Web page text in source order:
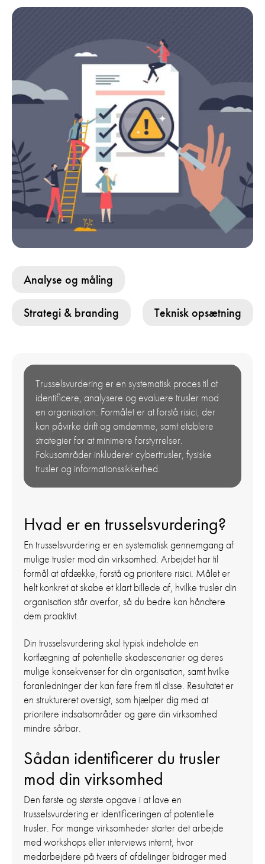
Analyse og måling
Strategi & branding Teknisk opsætning
Trusselsvurdering er en systematisk proces til at
identificere, analysere og evaluere trusler mod
en organisation. Formålet er at forstå risici, der
kan påvirke drift og omdømme, samt etablere
strategier for at minimere forstyrrelser.
Fokusområder inkluderer cybertrusler, fysiske
trusler og informationssikkerhed.
Hvad er en trusselsvurdering?
En trusselsvurdering er en systematisk gennemgang af
mulige trusler mod din virksomhed. Arbejdet har til
formål at afdække, forstå og prioritere risici. Målet er
helt konkret at skabe et klart billede af, hvilke trusler din
organisation står overfor, så du bedre kan håndtere
dem proaktivt.
Din trusselsvurdering skal typisk indeholde en
kortlægning af potentielle skadescenarier og deres
mulige konsekvenser for din organisation, samt hvilke
foranledninger der kan føre frem til disse. Resultatet er
en struktureret oversigt, som hjælper dig med at
prioritere indsatsområder og gøre din virksomhed
mindre sårbar.
Sådan identificerer du trusler
mod din virksomhed
Den første og største opgave i at lave en
trusselsvurdering er identificeringen af potentielle
trusler. For mange virksomheder starter det arbejde
med workshops eller interviews internt, hvor
medarbejdere på tværs af afdelinger bidrager med